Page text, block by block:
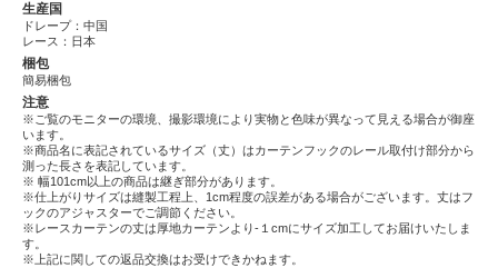
生産国
ドレープ：中国
レース：日本
梱包
簡易梱包
注意
※ご覧のモニターの環境、撮影環境により実物と色味が異なって見える場合が御座
います。
※商品名に表記されているサイズ（丈）はカーテンフックのレール取付け部分から
測った長さを表記しています。
※ 幅101cm以上の商品は継ぎ部分があります。
※仕上がりサイズは縫製工程上、1cm程度の誤差がある場合がございます。丈はフ
ックのアジャスターでご調節ください。
※レースカーテンの丈は厚地カーテンより-１cmにサイズ加工してお届けいたしま
す。
※上記に関しての返品交換はお受けできかねます。